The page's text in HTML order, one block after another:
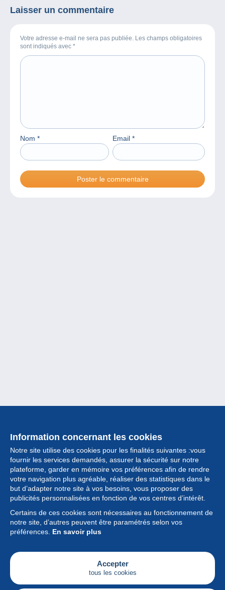
Laisser un commentaire
Votre adresse e-mail ne sera pas publiée. Les champs obligatoires
sont indiqués avec *
Nom * Email *
Information concernant les cookies
Notre site utilise des cookies pour les finalités suivantes :vous
fournir les services demandés, assurer la sécurité sur notre
plateforme, garder en mémoire vos préférences afin de rendre
votre navigation plus agréable, réaliser des statistiques dans le
but d’adapter notre site à vos besoins, vous proposer des
publicités personnalisées en fonction de vos centres d’intérêt.
Certains de ces cookies sont nécessaires au fonctionnement de
notre site, d’autres peuvent être paramétrés selon vos
préférences. En savoir plus
Accepter
tous les cookies
Collection
Actualités
Fonctionnalités
Société
Services